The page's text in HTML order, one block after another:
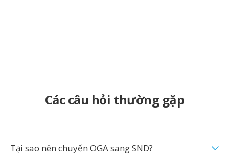
Các câu hỏi thường gặp
Tại sao nên chuyển OGA sang SND?